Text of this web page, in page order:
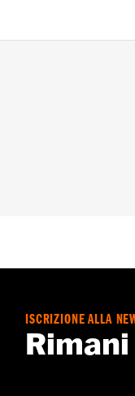
ISCRIZIONE ALLA